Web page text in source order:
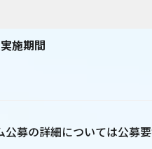
施期間
募の詳細については公募